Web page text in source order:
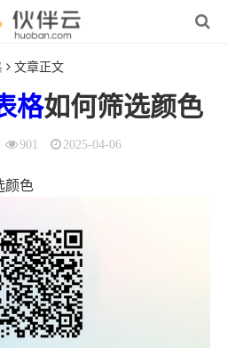
文章正文
格如何筛选颜色
901 2025-04-06
颜色